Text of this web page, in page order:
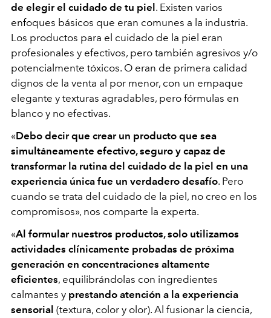
de elegir el cuidado de tu piel . Existen varios
enfoques básicos que eran comunes a la industria.
Los productos para el cuidado de la piel eran
profesionales y efectivos, pero también agresivos y/o
potencialmente tóxicos. O eran de primera calidad
dignos de la venta al por menor, con un empaque
elegante y texturas agradables, pero fórmulas en
blanco y no efectivas.
«Debo decir que crear un producto que sea
simultáneamente efectivo, seguro y capaz de
transformar la rutina del cuidado de la piel en una
experiencia única fue un verdadero desafío. Pero
cuando se trata del cuidado de la piel, no creo en los
compromisos», nos comparte la experta.
«Al formular nuestros productos, solo utilizamos
actividades clínicamente probadas de próxima
generación en concentraciones altamente
eficientes, equilibrándolas con ingredientes
calmantes y prestando atención a la experiencia
sensorial (textura, color y olor). Al fusionar la ciencia,